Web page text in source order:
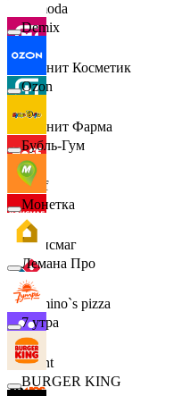
Lamoda
Магнит Косметик
Магнит Фарма
Hoff
Офисмаг
Domino`s pizza
Urent
Demix
Ozon
Бубль-Гум
Монетка
Лемана Про
7 утра
BURGER KING